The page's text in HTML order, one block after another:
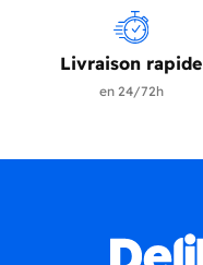
Livraison rapide
en 24/72h